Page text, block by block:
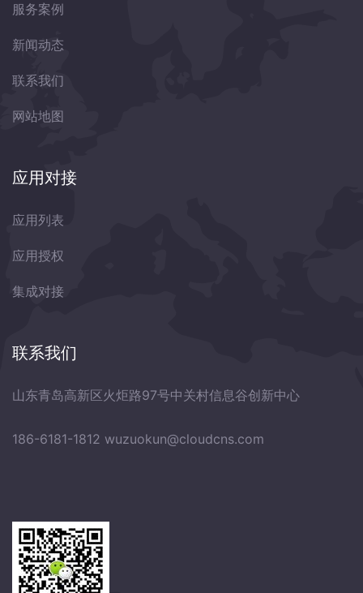
服务案例
新闻动态
联系我们
网站地图
应用对接
应用列表
应用授权
集成对接
联系我们
山东青岛高新区火炬路97号中关村信息谷创新中心
186-6181-1812 wuzuokun@cloudcns.com